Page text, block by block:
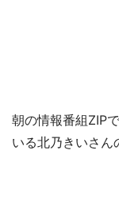
朝の情報番組ZIP
いる北乃きいさん